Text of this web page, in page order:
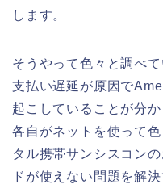
します。
そうやって色々と調べ
支払い遅延が原因で
起こしていることが分
各自がネットを使って
タル携帯サンシスコン
ドが使えない問題を解